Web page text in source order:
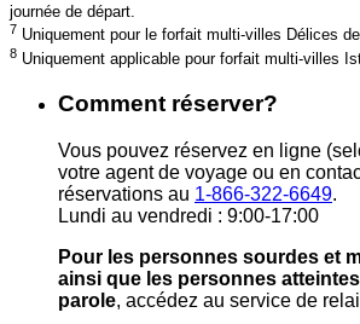
journée de départ.
7 Uniquement pour le forfait multi-villes Délices
8 Uniquement applicable pour forfait multi-villes
Comment réserver?
Vous pouvez réservez en ligne
votre agent de voyage ou en
réservations au 1-866-322-6649.
Lundi au vendredi : 9:00-17:00
Pour les personnes sourdes et
ainsi que les personnes
parole, accédez au service de